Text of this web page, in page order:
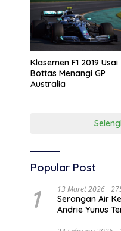
Klasemen F1 2019 Usai
Bottas Menangi GP
Australia
Popular Post
1 13 Maret 2026
Serangan Air
Andrie Yunus